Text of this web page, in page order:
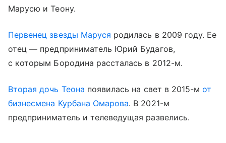
Марусю и Теону.
Первенец звезды Маруся родилась в 2009 году. Ее
отец — предприниматель Юрий Будагов,
с которым Бородина рассталась в 2012-м.
Вторая дочь Теона появилась на свет в 2015-мот
бизнесмена Курбана Омарова. В 2021-м
предприниматель и телеведущая развелись.